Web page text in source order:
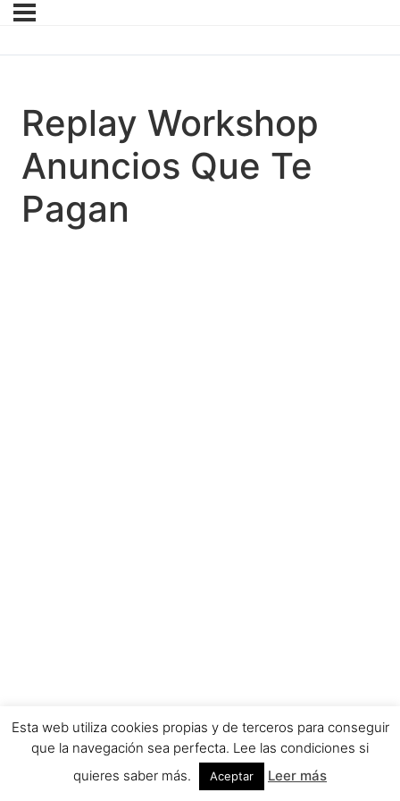
Replay Workshop
Anuncios Que Te
Pagan
Esta web utiliza cookies propias y de terceros para conseguir
que la navegación sea perfecta. Lee las condiciones si
quieres saber más.
Aceptar Leer más